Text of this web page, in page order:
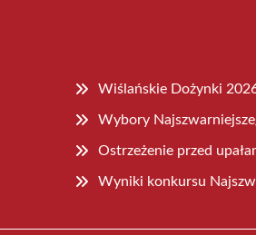
Wiślańskie Dożynki
Wybory
Ostrzeżenie przed
Wyniki konkursu